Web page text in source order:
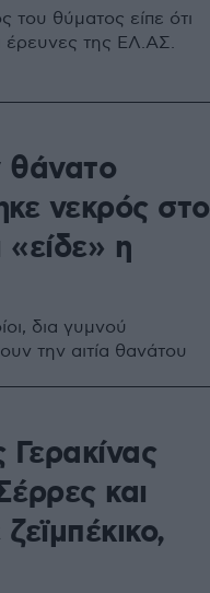
του θύματος είπε ότι
έρευνες της ΕΛ.ΑΣ.
θάνατο
νεκρός στο
«είδε» η
δια γυμνού
την αιτία θανάτου
και